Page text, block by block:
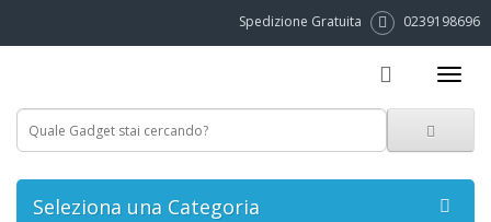
Spedizione Gratuita 0239198696
Seleziona una Categoria